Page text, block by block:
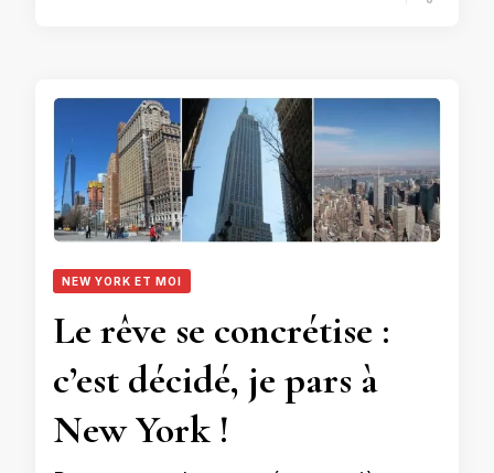
NEW YORK ET MOI
Le rêve se concrétise :
c’est décidé, je pars à
New York !